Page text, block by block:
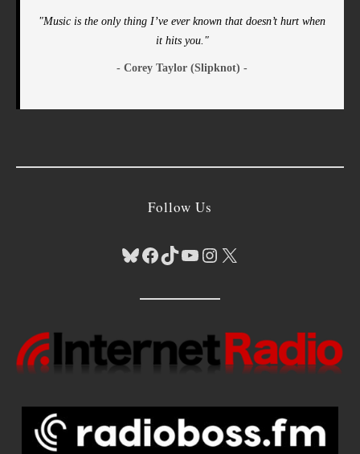
"Music is the only thing I’ve ever known that doesn’t hurt when
it hits you."
- Corey Taylor (Slipknot) -
Follow Us